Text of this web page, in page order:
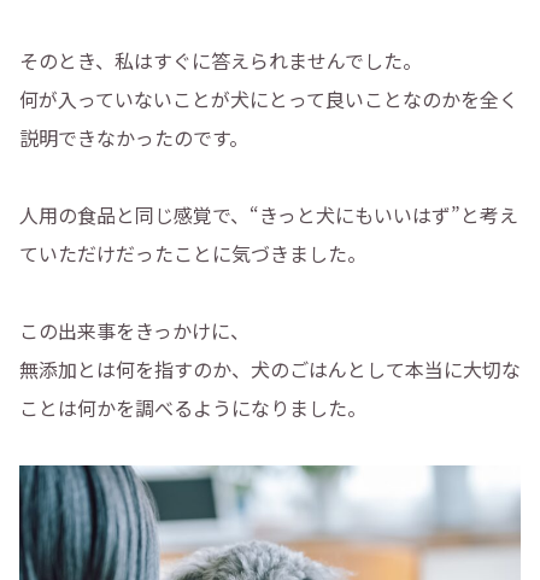
そのとき、私はすぐに答えられませんでした。
何が入っていないことが犬にとって良いことなのかを全く
説明できなかったのです。
人用の食品と同じ感覚で、“きっと犬にもいいはず”と考え
ていただけだったことに気づきました。
この出来事をきっかけに、
無添加とは何を指すのか、犬のごはんとして本当に大切な
ことは何かを調べるようになりました。